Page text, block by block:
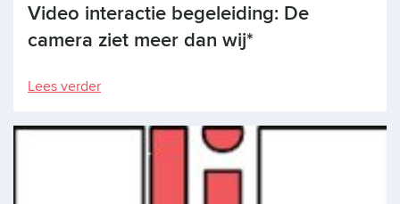
Video interactie begeleiding: De
camera ziet meer dan wij*
Lees verder